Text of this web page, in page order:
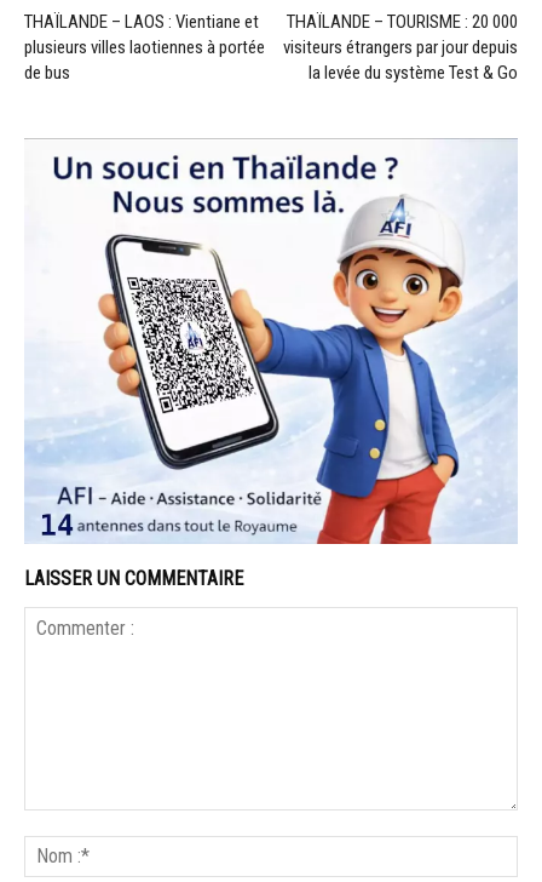
THAÏLANDE – LAOS : Vientiane et
plusieurs villes laotiennes à portée
de bus
THAÏLANDE – TOURISME : 20 000
visiteurs étrangers par jour depuis
la levée du système Test & Go
LAISSER UN COMMENTAIRE